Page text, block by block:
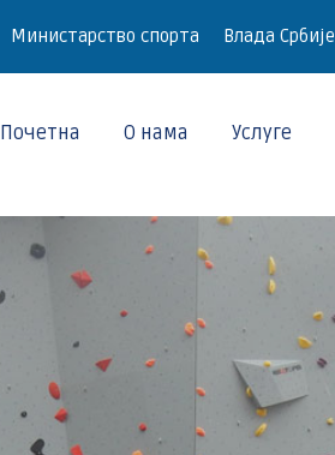
Министарство спорта Влада Србије
Почетна О нама Услуге